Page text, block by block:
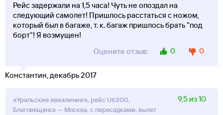
Рейс задержали на 1,5 часа! Чуть не опоздал на
следующий самолет! Пришлось расстаться с ножом,
который был в багаже, т. к. багаж пришлось брать "под
борт"! Я возмущен!
Оцените отзыв:
0 0
Константин, декабрь 2017
«Уральские авиалинии», рейс U6300,
Благовещенск — Москва, с пересадками, вылет
9,5 из 10